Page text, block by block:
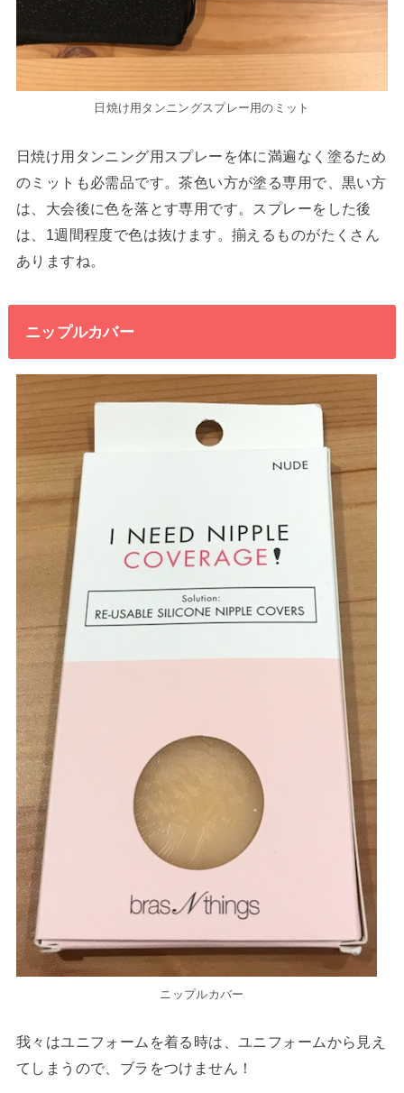
日焼け用タンニングスプレー用のミット
日焼け用タンニング用スプレーを体に満遍なく塗るため
のミットも必需品です。茶色い方が塗る専用で、黒い方
は、大会後に色を落とす専用です。スプレーをした後
は、1週間程度で色は抜けます。揃えるものがたくさん
ありますね。
ニップルカバー
ニップルカバー
我々はユニフォームを着る時は、ユニフォームから見え
てしまうので、ブラをつけません！